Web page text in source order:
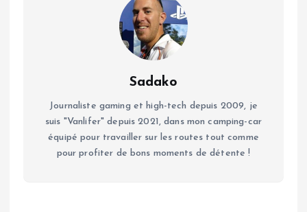
Sadako
Journaliste gaming et high-tech depuis 2009, je
suis "Vanlifer" depuis 2021, dans mon camping-car
équipé pour travailler sur les routes tout comme
pour profiter de bons moments de détente !